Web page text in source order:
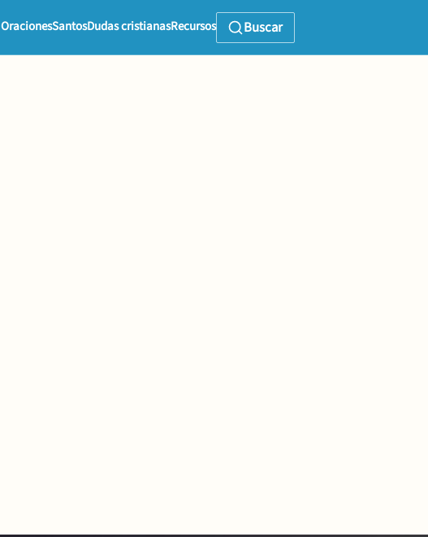
OracionesSantosDudas cristianasRecursos Buscar